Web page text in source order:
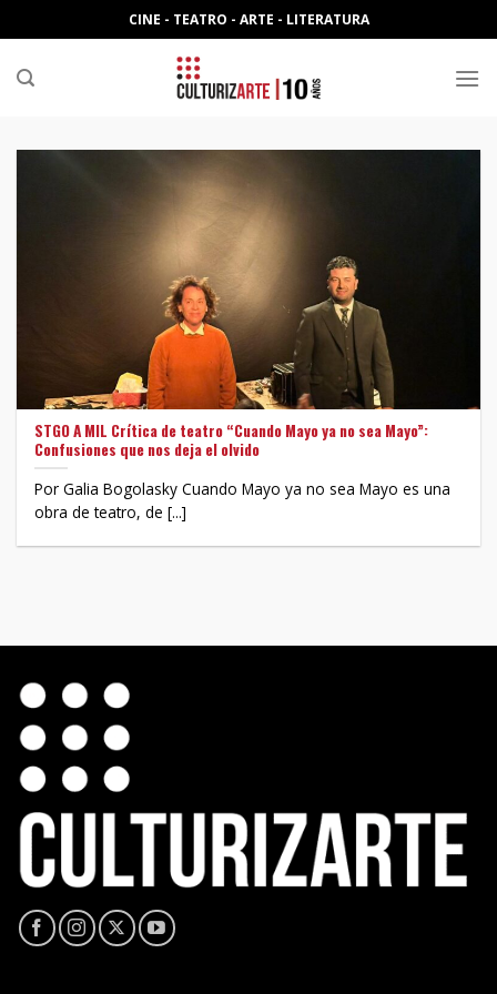
to
content
CINE - TEATRO - ARTE - LITERATURA
STGO A MIL Crítica de teatro “Cuando Mayo ya no sea Mayo”:
Confusiones que nos deja el olvido
Por Galia Bogolasky Cuando Mayo ya no sea Mayo es una
obra de teatro, de [...]